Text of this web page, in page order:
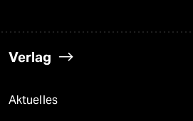
Verlag
Aktuelles